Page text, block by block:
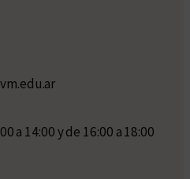
a 14:00 y de 16:00 a 18:00